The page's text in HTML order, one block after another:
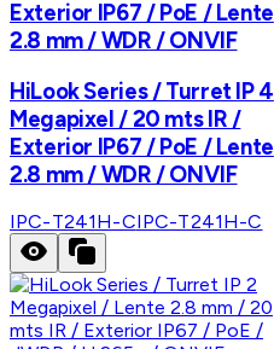
Exterior IP67 / PoE / Lente
2.8 mm / WDR / ONVIF
HiLook Series / Turret IP 4
Megapixel / 20 mts IR /
Exterior IP67 / PoE / Lente
2.8 mm / WDR / ONVIF
IPC-T241H-CIPC-T241H-C